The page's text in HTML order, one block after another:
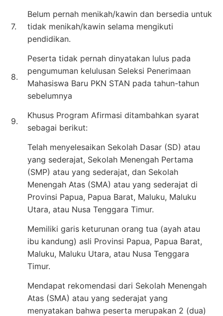
7.
Belum pernah menikah/kawin dan bersedia untuk
tidak menikah/kawin selama mengikuti
pendidikan.
8.
Peserta tidak pernah dinyatakan lulus pada
pengumuman kelulusan Seleksi Penerimaan
Mahasiswa Baru PKN STAN pada tahun-tahun
sebelumnya
9.
Khusus Program Afirmasi ditambahkan syarat
sebagai berikut:
Telah menyelesaikan Sekolah Dasar (SD) atau
yang sederajat, Sekolah Menengah Pertama
(SMP) atau yang sederajat, dan Sekolah
Menengah Atas (SMA) atau yang sederajat di
Provinsi Papua, Papua Barat, Maluku, Maluku
Utara, atau Nusa Tenggara Timur.
Memiliki garis keturunan orang tua (ayah atau
ibu kandung) asli Provinsi Papua, Papua Barat,
Maluku, Maluku Utara, atau Nusa Tenggara
Timur.
Mendapat rekomendasi dari Sekolah Menengah
Atas (SMA) atau yang sederajat yang
menyatakan bahwa peserta merupakan 2 (dua)